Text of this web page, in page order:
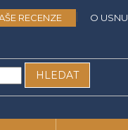
RECENZE O USNU
HLEDAT